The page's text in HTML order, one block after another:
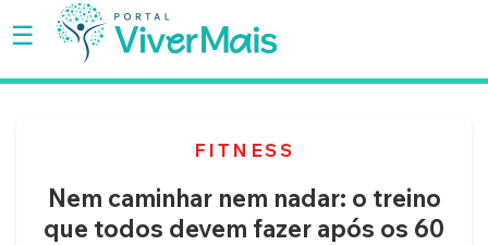
☰
ESTAR
FITNESS
Nem caminhar nem nadar: o treino
que todos devem fazer após os 60